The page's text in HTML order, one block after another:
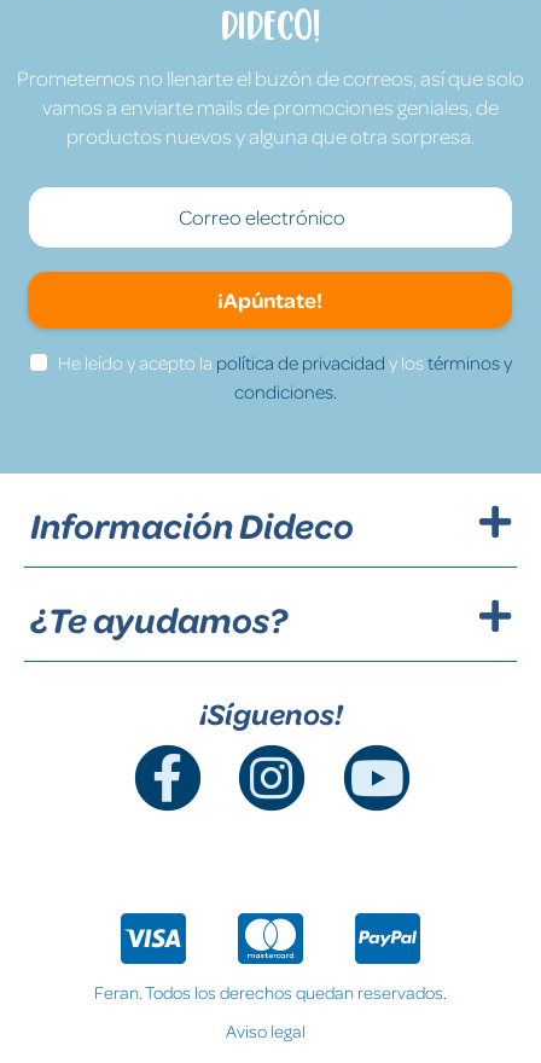
Dideco!
Prometemos no llenarte el buzón de correos, así que solo
vamos a enviarte mails de promociones geniales, de
productos nuevos y alguna que otra sorpresa.
¡Apúntate!
He leído y acepto la política de privacidad y lostérminos y
condiciones.
Información Dideco
¿Te ayudamos?
¡Síguenos!
Feran. Todos los derechos quedan reservados.
Aviso legal